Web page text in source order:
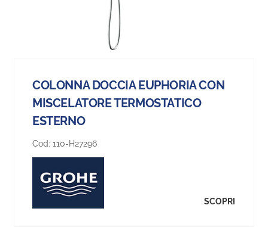
COLONNA DOCCIA EUPHORIA CON
MISCELATORE TERMOSTATICO
ESTERNO
Cod: 110-H27296
SCOPRI